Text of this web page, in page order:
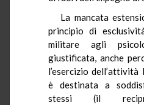
La mancata
principio di
militare agli
giustificata, anche
l’esercizio
è destinata a
stessi (il